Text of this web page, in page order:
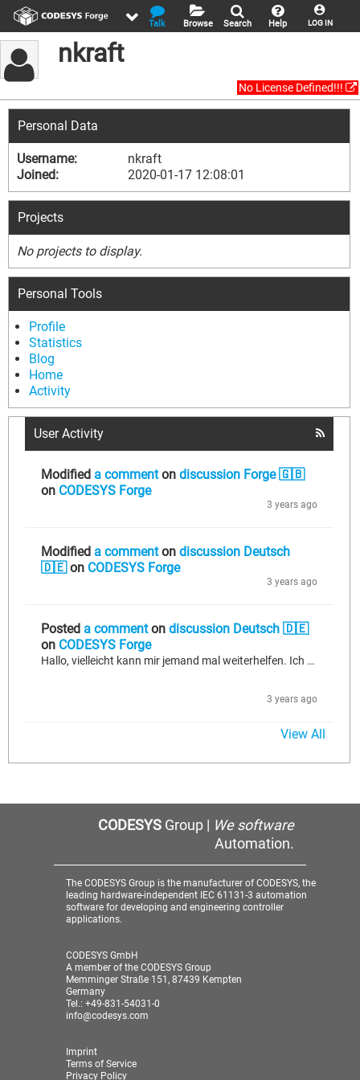
LOG IN
Help
Search
Browse
Talk
nkraft
No License Defined!!!
Personal Data
Username:
nkraft
Joined:
2020-01-17 12:08:01
Projects
No projects to display.
Personal Tools
Profile
Statistics
Blog
Home
Activity
User Activity
Modified a commenton discussion Forge 🇬🇧
on CODESYS Forge
3 years ago
Modified a commenton discussion Deutsch
🇩🇪on CODESYS Forge
3 years ago
Posted a commenton discussion Deutsch 🇩🇪
on CODESYS Forge
Hallo, vielleicht kann mir jemand mal weiterhelfen. Ich habe hier einen Modbus RS485 zu Ethernet Modbus Konverter. Die Kommunikation mit dem Endgerät, dass mit RS485 RTU angebunden ist funktioniert soweit. Nur wie kann ich der Codesys Software im Projekt klar machen, dass ein Teilnehmer mit der Adresse 2 dran hängt. Das Gateway habe ich mit Ethernet Modbus am laufen, nur der nächste Schritt fehlt mir. Vielen Dank schonmal für die Hilfe. VG
3 years ago
View All
CODESYSGroup | We software
Automation.
The CODESYS Group is the manufacturer of CODESYS, the
leading hardware-independent IEC 61131-3 automation
software for developing and engineering controller
applications.
CODESYS GmbH
A member of the CODESYS Group
Memminger Straße 151, 87439 Kempten
Germany
Tel.: +49-831-54031-0
info@codesys.com
Imprint
Terms of Service
Privacy Policy